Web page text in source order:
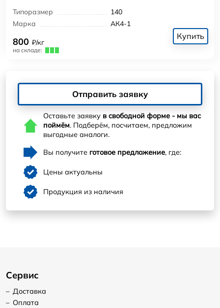
Типоразмер
140
Марка
АК4-1
800 ₽/кг
на складе:
Купить
Отправить заявку
Оставьте заявку в свободной форме - мы вас
поймём. Подберём, посчитаем, предложим
выгодные аналоги.
Вы получите готовое предложение, где:
Цены актуальны
Продукция из наличия
Сервис
– Доставка
– Оплата